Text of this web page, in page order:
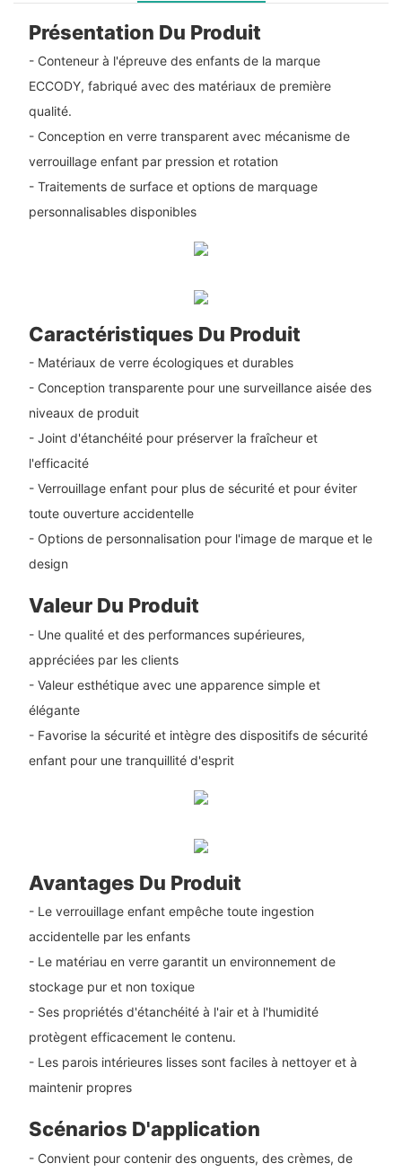
Présentation Du Produit
- Conteneur à l'épreuve des enfants de la marque
ECCODY, fabriqué avec des matériaux de première
qualité.
- Conception en verre transparent avec mécanisme de
verrouillage enfant par pression et rotation
- Traitements de surface et options de marquage
personnalisables disponibles
Caractéristiques Du Produit
- Matériaux de verre écologiques et durables
- Conception transparente pour une surveillance aisée des
niveaux de produit
- Joint d'étanchéité pour préserver la fraîcheur et
l'efficacité
- Verrouillage enfant pour plus de sécurité et pour éviter
toute ouverture accidentelle
- Options de personnalisation pour l'image de marque et le
design
Valeur Du Produit
- Une qualité et des performances supérieures,
appréciées par les clients
- Valeur esthétique avec une apparence simple et
élégante
- Favorise la sécurité et intègre des dispositifs de sécurité
enfant pour une tranquillité d'esprit
Avantages Du Produit
- Le verrouillage enfant empêche toute ingestion
accidentelle par les enfants
- Le matériau en verre garantit un environnement de
stockage pur et non toxique
- Ses propriétés d'étanchéité à l'air et à l'humidité
protègent efficacement le contenu.
- Les parois intérieures lisses sont faciles à nettoyer et à
maintenir propres
Scénarios D'application
- Convient pour contenir des onguents, des crèmes, de